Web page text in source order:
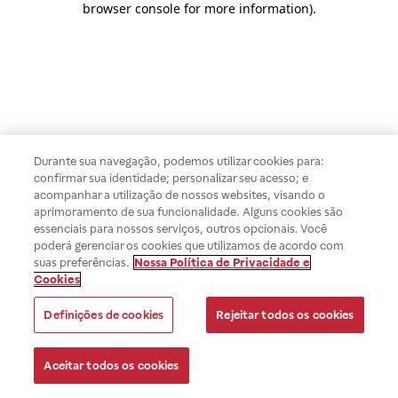
browser console for more information).
Durante sua navegação, podemos utilizar cookies para:
confirmar sua identidade; personalizar seu acesso; e
acompanhar a utilização de nossos websites, visando o
aprimoramento de sua funcionalidade. Alguns cookies são
essenciais para nossos serviços, outros opcionais. Você
poderá gerenciar os cookies que utilizamos de acordo com
suas preferências. Nossa Política de Privacidade e
Cookies
Definições de cookies Rejeitar todos os cookies
Aceitar todos os cookies